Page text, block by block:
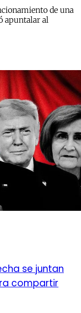
de una
apuntalar al
se juntan
compartir